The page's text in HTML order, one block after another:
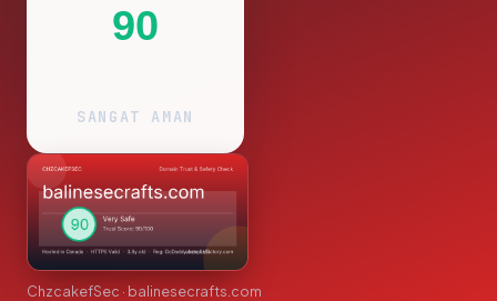
90
SANGAT AMAN
ChzcakefSec · balinesecrafts.com